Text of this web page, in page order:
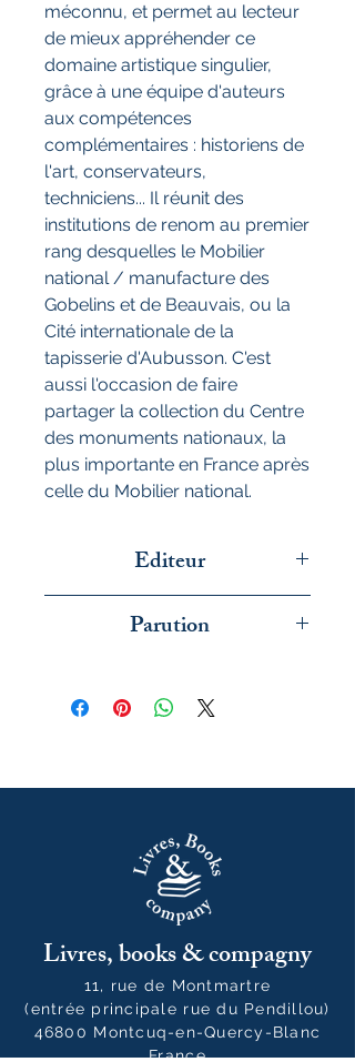
méconnu, et permet au lecteur
de mieux appréhender ce
domaine artistique singulier,
grâce à une équipe d'auteurs
aux compétences
complémentaires : historiens de
l'art, conservateurs,
techniciens... Il réunit des
institutions de renom au premier
rang desquelles le Mobilier
national / manufacture des
Gobelins et de Beauvais, ou la
Cité internationale de la
tapisserie d'Aubusson. C'est
aussi l'occasion de faire
partager la collection du Centre
des monuments nationaux, la
plus importante en France après
celle du Mobilier national.
Editeur
Parution
Livres, books & compagny
11, rue de Montmartre
(entrée principale rue du Pendillou)
46800 Montcuq-en-Quercy-Blanc
France